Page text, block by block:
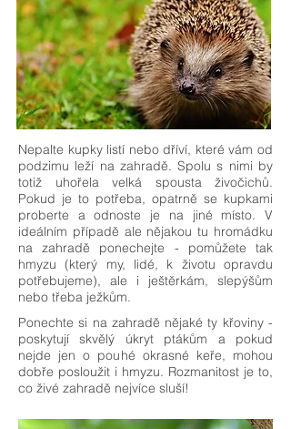
Nepalte kupky listí nebo dříví, které vám od
podzimu leží na zahradě. Spolu s nimi by
totiž uhořela velká spousta živočichů.
Pokud je to potřeba, opatrně se kupkami
proberte a odnoste je na jiné místo. V
ideálním případě ale nějakou tu hromádku
na zahradě ponechejte - pomůžete tak
hmyzu (který my, lidé, k životu opravdu
potřebujeme), ale i ještěrkám, slepýšům
nebo třeba ježkům.
Ponechte si na zahradě nějaké ty křoviny -
poskytují skvělý úkryt ptákům a pokud
nejde jen o pouhé okrasné keře, mohou
dobře posloužit i hmyzu. Rozmanitost je to,
co živé zahradě nejvíce sluší!